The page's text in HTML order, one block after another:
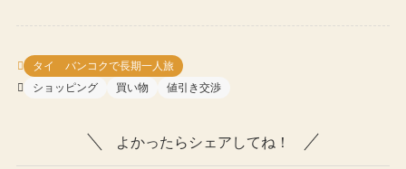
タイ バンコクで長期一人旅
ショッピング
買い物 値引き交渉
よかったらシェアしてね！